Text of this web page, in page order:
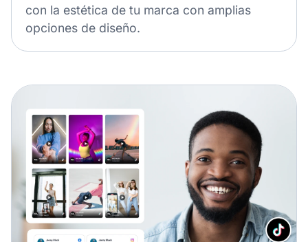
con la estética de tu marca con amplias
opciones de diseño.